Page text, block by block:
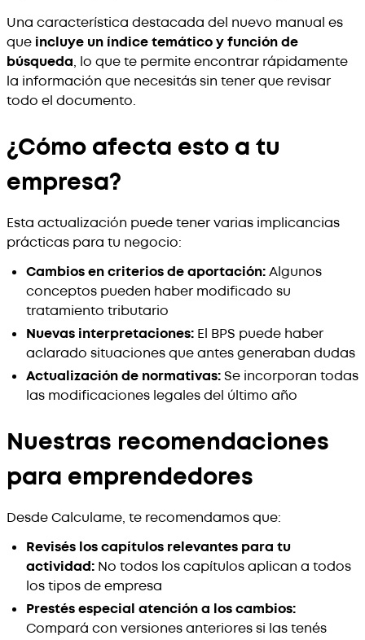
Una característica destacada del nuevo manual es
que incluye un índice temático y función de
búsqueda, lo que te permite encontrar rápidamente
la información que necesitás sin tener que revisar
todo el documento.
¿Cómo afecta esto a tu
empresa?
Esta actualización puede tener varias implicancias
prácticas para tu negocio:
Cambios en criterios de aportación:Algunos
conceptos pueden haber modificado su
tratamiento tributario
Nuevas interpretaciones: El BPS puede haber
aclarado situaciones que antes generaban dudas
Actualización de normativas:Se incorporan todas
las modificaciones legales del último año
Nuestras recomendaciones
para emprendedores
Desde Calculame, te recomendamos que:
Revisés los capítulos relevantes para tu
actividad: No todos los capítulos aplican a todos
los tipos de empresa
Prestés especial atención a los cambios:
Compará con versiones anteriores si las tenés